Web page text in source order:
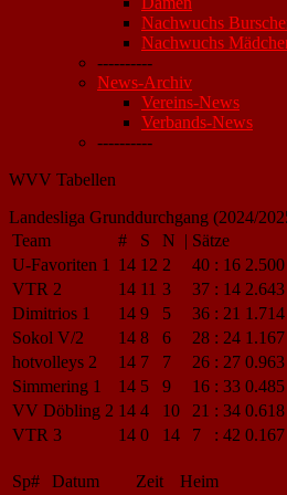
Nachwuchs
Nachwuchs
----------
News-Archiv
Vereins-News
Verbands-News
----------
WVV Tabellen
Landesliga Grunddurchgang (2024/
Team
# S N | Sätze
U-Favoriten 1
14 12 2 40 : 16 2.500
VTR 2
14 11 3 37 : 14 2.643
Dimitrios 1
14 9 5 36 : 21 1.714
Sokol V/2
14 8 6 28 : 24 1.167
hotvolleys 2
14 7 7 26 : 27 0.963
Simmering 1
14 5 9 16 : 33 0.485
VV Döbling 2 14 4 10 21 : 34 0.618
VTR 3
14 0 14 7 : 42 0.167
Sp# Datum Zeit Heim